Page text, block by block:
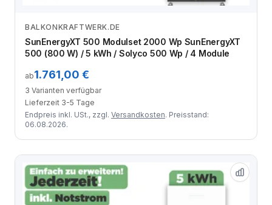
Zum Angebot
BALKONKRAFTWERK.DE
SunEnergyXT 500 Modulset 2000 Wp SunEnergyXT
500 (800 W) / 5 kWh / Solyco 500 Wp / 4 Module
ab1.761,00 €
3 Varianten verfügbar
Lieferzeit 3-5 Tage
Endpreis inkl. USt., zzgl. Versandkosten. Preisstand:
06.08.2026.